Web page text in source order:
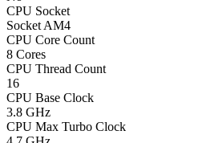
CPU Socket
Socket AM4
CPU Core Count
8 Cores
CPU Thread Count
16
CPU Base Clock
3.8 GHz
CPU Max Turbo Clock